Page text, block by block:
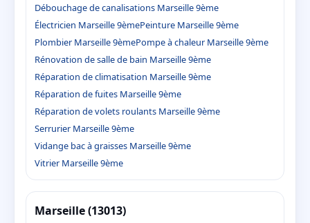
Débouchage de canalisations Marseille 9ème
Électricien Marseille 9èmePeinture Marseille 9ème
Plombier Marseille 9èmePompe à chaleur Marseille 9ème
Rénovation de salle de bain Marseille 9ème
Réparation de climatisation Marseille 9ème
Réparation de fuites Marseille 9ème
Réparation de volets roulants Marseille 9ème
Serrurier Marseille 9ème
Vidange bac à graisses Marseille 9ème
Vitrier Marseille 9ème
Marseille (13013)